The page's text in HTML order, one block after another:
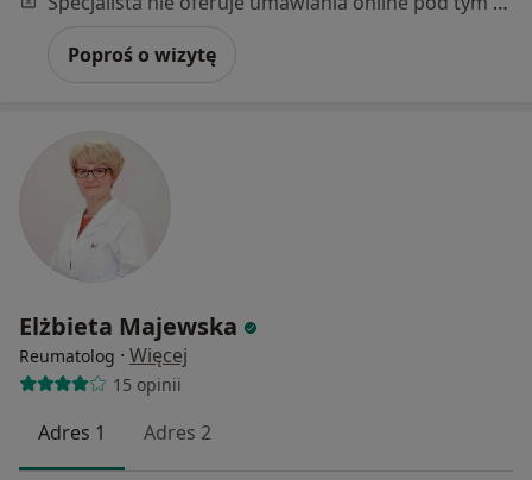
Poproś o wizytę
Elżbieta Majewska
Reumatolog · Więcej
15 opinii
Adres 1 Adres 2